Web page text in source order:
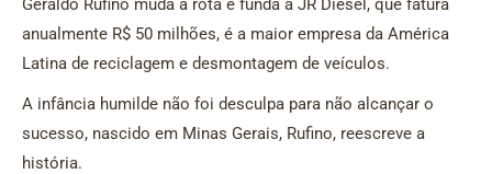
Geraldo Rufino muda a rota e funda a JR Diesel, que fatura
anualmente R$ 50 milhões, é a maior empresa da América
Latina de reciclagem e desmontagem de veículos.
A infância humilde não foi desculpa para não alcançar o
sucesso, nascido em Minas Gerais, Rufino, reescreve a
história.